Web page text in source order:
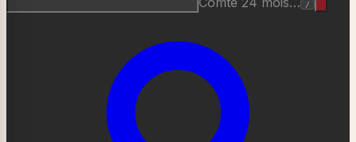
/